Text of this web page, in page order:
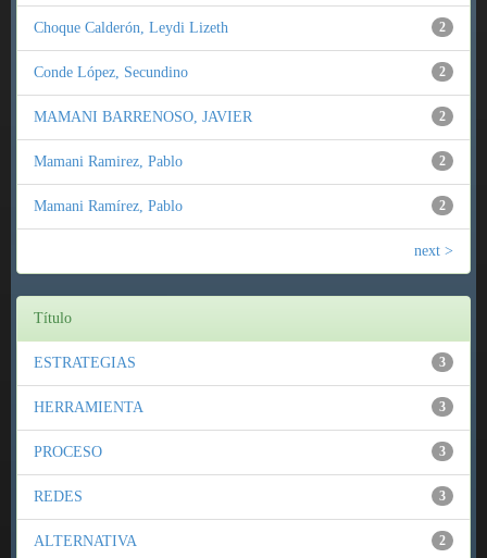
2
Choque Calderón, Leydi Lizeth
2
Conde López, Secundino
2
MAMANI BARRENOSO, JAVIER
2
Mamani Ramirez, Pablo
2
Mamani Ramírez, Pablo
next >
Título
3
ESTRATEGIAS
3
HERRAMIENTA
3
PROCESO
3
REDES
2
ALTERNATIVA